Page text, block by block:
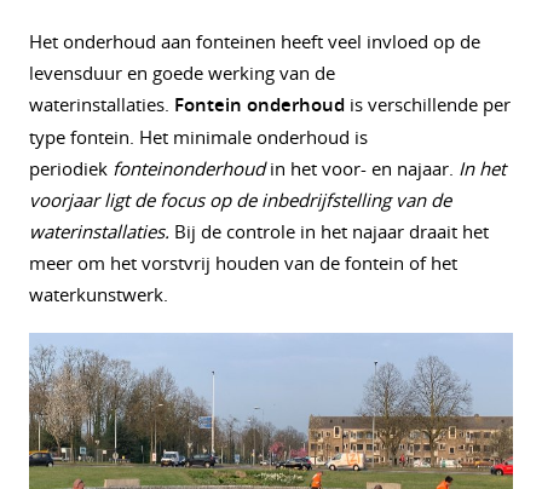
Het onderhoud aan fonteinen heeft veel invloed op de
levensduur en goede werking van de
waterinstallaties. Fontein onderhoud is verschillende per
type fontein. Het minimale onderhoud is
periodiek fonteinonderhoudin het voor- en najaar. In het
voorjaar ligt de focus op de inbedrijfstelling van de
waterinstallaties. Bij de controle in het najaar draait het
meer om het vorstvrij houden van de fontein of het
waterkunstwerk.